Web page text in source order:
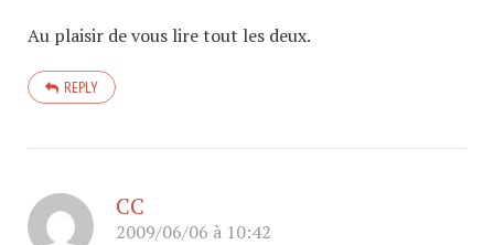
Au plaisir de vous lire tout les deux.
REPLY
CC
2009/06/06 à 10:42